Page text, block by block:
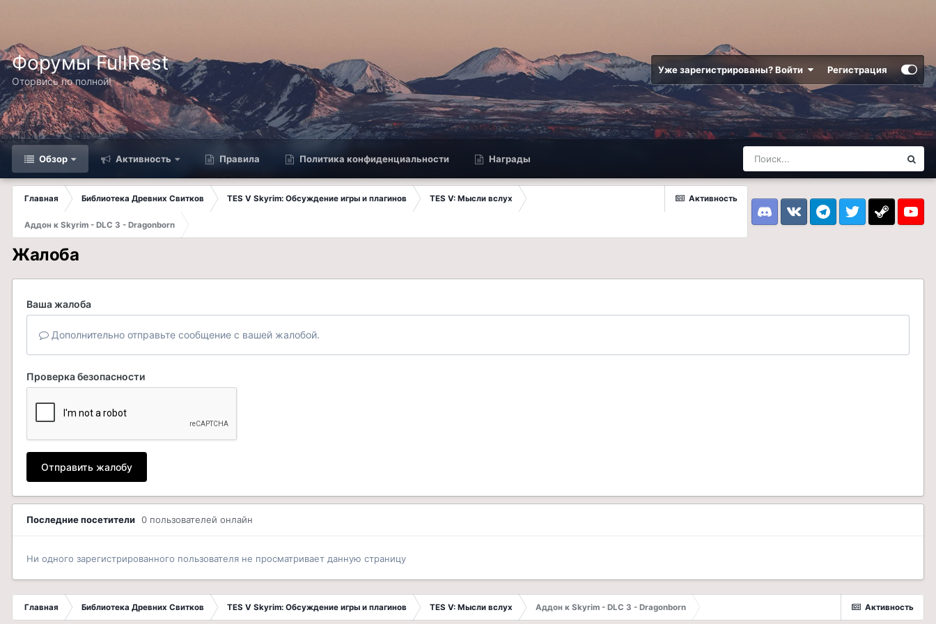
Форумы FullRest
Оторвись по полной!
Уже зарегистрированы? Войти Регистрация
Обзор Активность Правила Политика конфиденциальности Награды
Активность
Главная Библиотека Древних Свитков TES V Skyrim: Обсуждение игры и плагинов TES V: Мысли вслух
Аддон к Skyrim - DLC 3 - Dragonborn DiscordVK TelegramTwitter Steam
Жалоба
Ваша жалоба
Дополнительно отправьте сообщение с вашей жалобой.
Проверка безопасности
Отправить жалобу
Последние посетители 0 пользователей онлайн
Ни одного зарегистрированного пользователя не просматривает данную страницу
Активность
Главная Библиотека Древних Свитков TES V Skyrim: Обсуждение игры и плагинов TES V: Мысли вслух Аддон к Skyrim - DLC 3 - Dragonborn